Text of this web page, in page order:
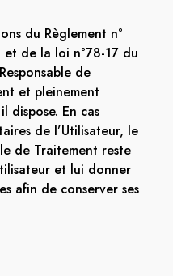
du Règlement n°
de la loi n°78-17 du
de
et pleinement
dispose. En cas
de l’Utilisateur, le
de Traitement reste
et lui donner
afin de conserver ses